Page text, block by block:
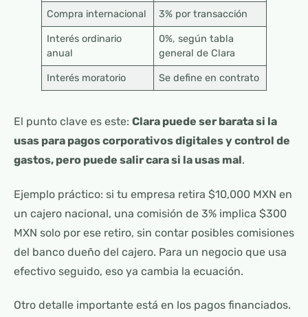
Compra internacional 3% por transacción
Interés ordinario
anual
0%, según tabla
general de Clara
Interés moratorio Se define en contrato
El punto clave es este: Clara puede ser barata si la
usas para pagos corporativos digitales y control de
gastos, pero puede salir cara si la usas mal.
Ejemplo práctico: si tu empresa retira $10,000 MXN en
un cajero nacional, una comisión de 3% implica $300
MXN solo por ese retiro, sin contar posibles comisiones
del banco dueño del cajero. Para un negocio que usa
efectivo seguido, eso ya cambia la ecuación.
Otro detalle importante está en los pagos financiados.